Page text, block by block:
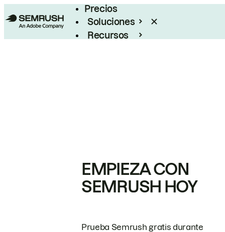
Precios
Soluciones
Recursos
EMPIEZA CON
SEMRUSH HOY
Prueba Semrush gratis durante